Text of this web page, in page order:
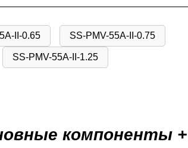
II-0.65 SS-PMV-55A-II-0.75
SS-PMV-55A-II-1.25
компоненты +